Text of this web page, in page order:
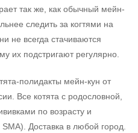
так же, как обычный мейн-
следить за когтями на
не всегда стачиваются
их подстригают регулярно.
полидакты мейн-кун от
Все котята с родословной,
по возрасту и
Доставка в любой город.